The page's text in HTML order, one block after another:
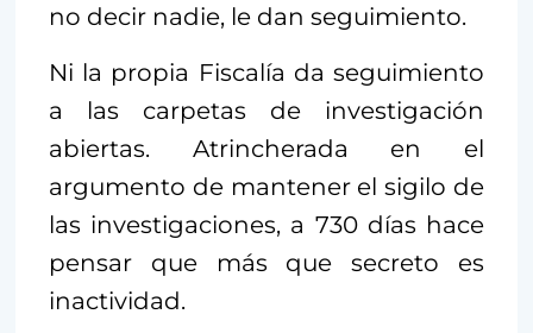
no decir nadie, le dan seguimiento.
Ni la propia Fiscalía da seguimiento
a las carpetas de investigación
abiertas. Atrincherada en el
argumento de mantener el sigilo de
las investigaciones, a 730 días hace
pensar que más que secreto es
inactividad.